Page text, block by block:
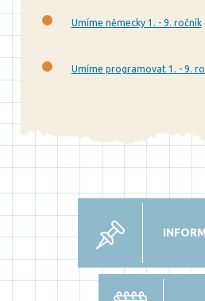
Umíme německy 1. - 9. ročník
Umíme programovat 1. - 9.